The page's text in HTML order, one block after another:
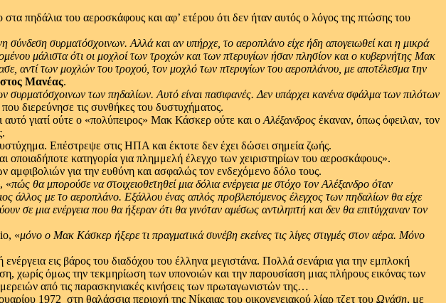
πηδάλια του αεροσκάφους και αφ’ ετέρου ότι δεν ήταν αυτός ο λόγος της πτώσης του
σύνδεση συρματόσχοινων. Αλλά και αν υπήρχε, το αεροπλάνο είχε ήδη απογειωθεί και η μικρά
μάλιστα ότι οι μοχλοί των τροχών και των πτερυγίων ήσαν πλησίον και ο κυβερνήτης Μακ
αντί των μοχλών του τροχού, τον μοχλό των πτερυγίων του αεροπλάνου, με αποτέλεσμα την
Μανέας.
συρματόσχοινων των πηδαλίων. Αυτό είναι πασιφανές. Δεν υπάρχει κανένα σφάλμα των πιλότων
διερεύνησε τις συνθήκες του δυστυχήματος.
γιατί ούτε ο «πολύπειρος» Μακ Κάσκερ ούτε και ο Αλέξανδρος έκαναν, όπως όφειλαν, τον
Επέστρεψε στις ΗΠΑ και έκτοτε δεν έχει δώσει σημεία ζωής.
κατηγορία για πλημμελή έλεγχο των χειριστηρίων του αεροσκάφους».
για την ευθύνη και ασφαλώς τον ενδεχόμενο δόλο τους.
«πώς θα μπορούσε να στοιχειοθετηθεί μια δόλια ενέργεια με στόχο τον Αλέξανδρο όταν
άλλος με το αεροπλάνο. Εξάλλου ένας απλός προβλεπόμενος έλεγχος των πηδαλίων θα είχε
σε μια ενέργεια που θα ήξεραν ότι θα γινόταν αμέσως αντιληπτή και δεν θα επιτύγχαναν τον
«μόνο ο Μακ Κάσκερ ήξερε τι πραγματικά συνέβη εκείνες τις λίγες στιγμές στον αέρα. Μόνο
ενέργεια εις βάρος του διαδόχου του έλληνα μεγιστάνα. Πολλά σενάρια για την εμπλοκή
χωρίς όμως την τεκμηρίωση των υπονοιών και την παρουσίαση μιας πλήρους εικόνας των
από τις παρασκηνιακές κινήσεις των πρωταγωνιστών της…
1972 ­ στη θαλάσσια περιοχή της Νίκαιας του οικογενειακού λίαρ τζετ του Ωνάση, με